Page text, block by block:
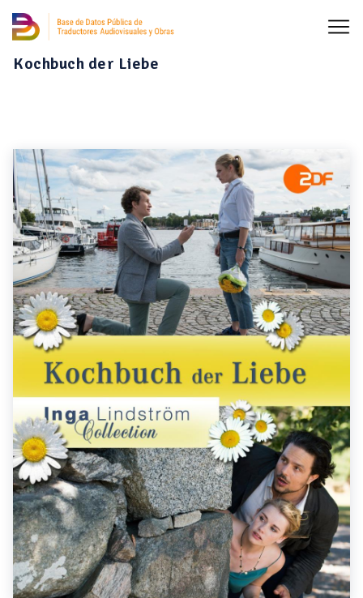
Kochbuch der Liebe